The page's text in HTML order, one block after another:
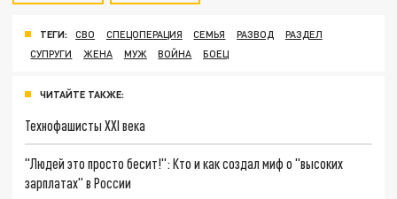
ТЕГИ: СВО СПЕЦОПЕРАЦИЯ СЕМЬЯ РАЗВОД
РАЗДЕЛ
СУПРУГИ
ЖЕНА МУЖ ВОЙНА БОЕЦ
ЧИТАЙТЕ ТАКЖЕ:
Технофашисты XXI века
"Людей это просто бесит!": Кто и как создал миф о "высоких
зарплатах" в России